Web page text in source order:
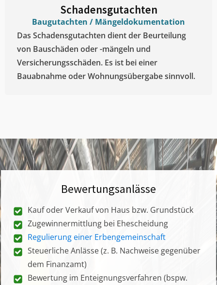
Schadensgutachten
Baugutachten / Mängeldokumentation
Das Schadensgutachten dient der Beurteilung
von Bauschäden oder -mängeln und
Versicherungsschäden. Es ist bei einer
Bauabnahme oder Wohnungsübergabe sinnvoll.
Bewertungsanlässe
Kauf oder Verkauf von Haus bzw. Grundstück
Zugewinnermittlung bei Ehescheidung
Regulierung einer Erbengemeinschaft
Steuerliche Anlässe (z. B. Nachweise gegenüber
dem Finanzamt)
Bewertung im Enteignungsverfahren (bspw.